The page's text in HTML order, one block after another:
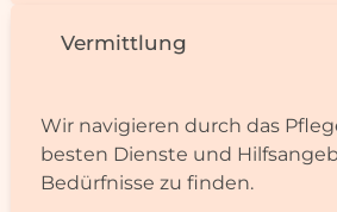
Vermittlung
Wir navigieren durch das
besten Dienste und
Bedürfnisse zu finden.